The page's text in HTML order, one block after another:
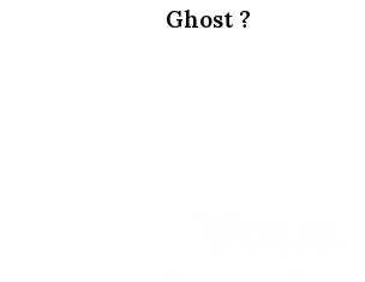
Ghost ?